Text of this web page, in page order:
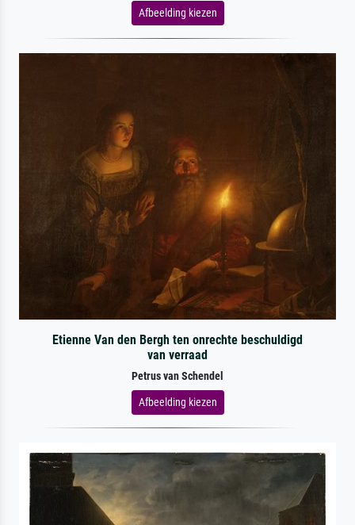
Afbeelding kiezen
Etienne Van den Bergh ten onrechte beschuldigd
van verraad
Petrus van Schendel
Afbeelding kiezen